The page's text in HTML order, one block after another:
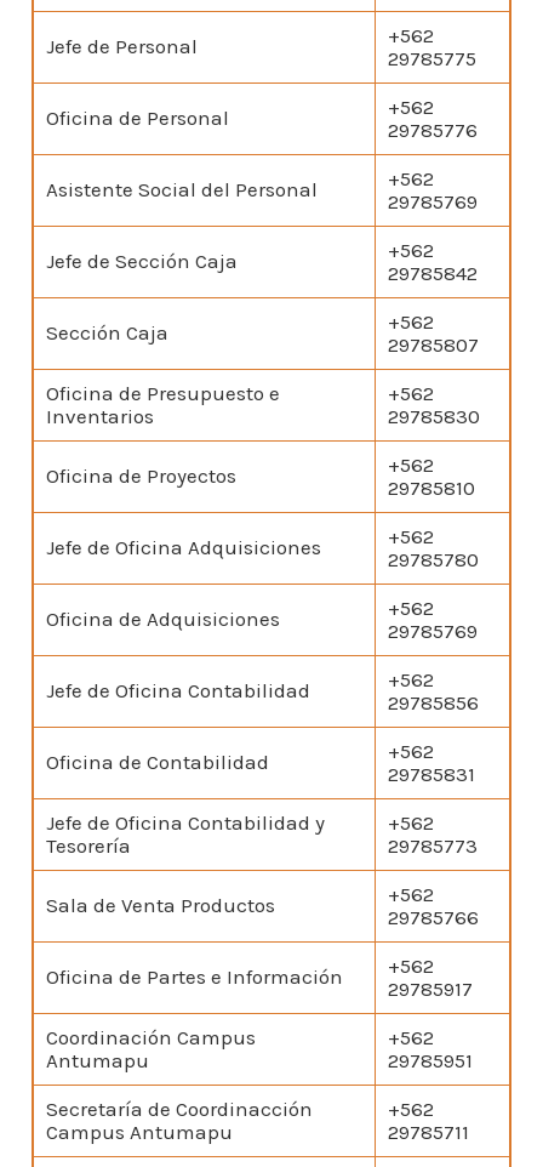
Jefe de Personal
+562
29785775
Oficina de Personal
+562
29785776
Asistente Social del Personal
+562
29785769
Jefe de Sección Caja
+562
29785842
Sección Caja
+562
29785807
Oficina de Presupuesto e
Inventarios
+562
29785830
Oficina de Proyectos
+562
29785810
Jefe de Oficina Adquisiciones
+562
29785780
Oficina de Adquisiciones
+562
29785769
Jefe de Oficina Contabilidad
+562
29785856
Oficina de Contabilidad
+562
29785831
Jefe de Oficina Contabilidad y
Tesorería
+562
29785773
Sala de Venta Productos
+562
29785766
Oficina de Partes e Información
+562
29785917
Coordinación Campus
Antumapu
+562
29785951
Secretaría de Coordinacción
Campus Antumapu
+562
29785711